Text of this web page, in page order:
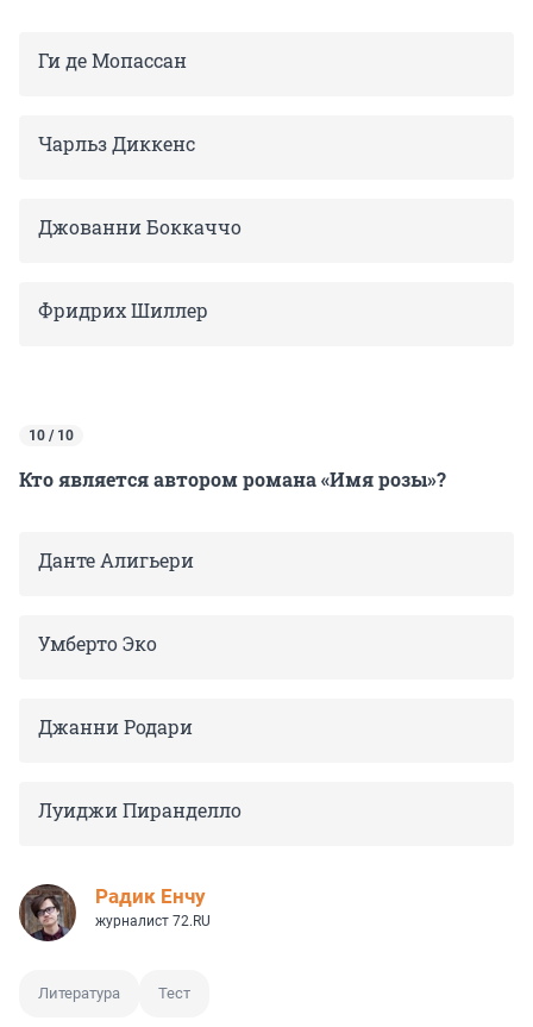
Ги де Мопассан
Чарльз Диккенс
Джованни Боккаччо
Фридрих Шиллер
10 / 10
Кто является автором романа «Имя розы»?
Данте Алигьери
Умберто Эко
Джанни Родари
Луиджи Пиранделло
Радик Енчу
журналист 72.RU
Литература Тест